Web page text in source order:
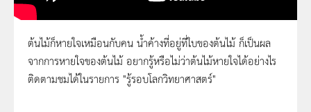
รู้รอบโลกวิทยาศาสตร์ ตอนที่ 10
ต้นไม้ก็หายใจเหมือนกับคน น้ำค้างที่อยู่ที่ใบของต้นไม้ ก็เป็นผล
จากการหายใจของต้นไม้ อยากรู้หรือไม่ว่าต้นไม้หายใจได้อย่างไร
ติดตามชมได้ในรายการ "รู้รอบโลกวิทยาศาสตร์"